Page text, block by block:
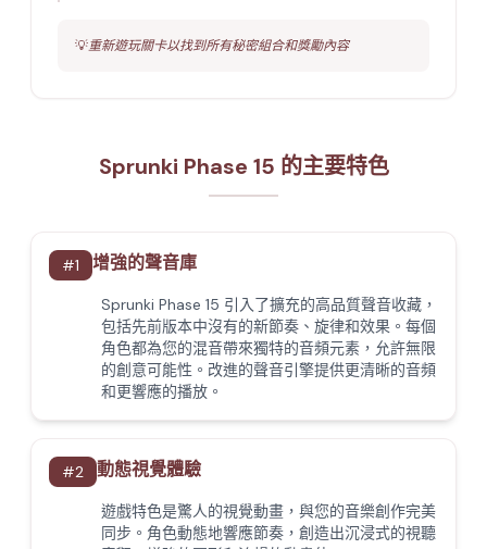
💡重新遊玩關卡以找到所有秘密組合和獎勵內容
Sprunki Phase 15 的主要特色
#1 增強的聲音庫
Sprunki Phase 15 引入了擴充的高品質聲音收藏，
包括先前版本中沒有的新節奏、旋律和效果。每個
角色都為您的混音帶來獨特的音頻元素，允許無限
的創意可能性。改進的聲音引擎提供更清晰的音頻
和更響應的播放。
#2 動態視覺體驗
遊戲特色是驚人的視覺動畫，與您的音樂創作完美
同步。角色動態地響應節奏，創造出沉浸式的視聽